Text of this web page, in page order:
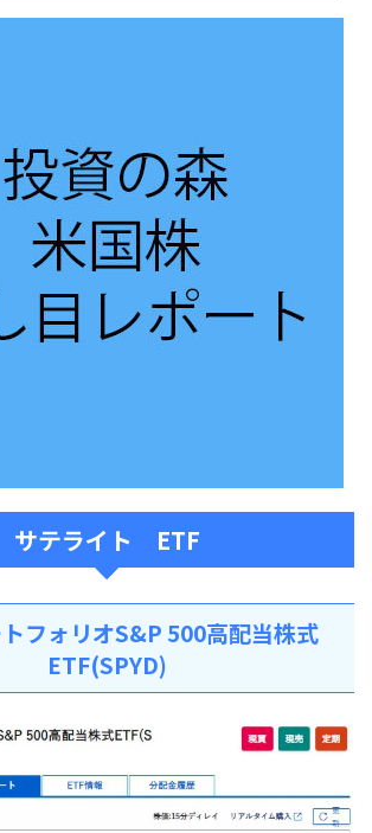
年7月24日
告 発表 今までの購入総額：521,007円＋113,366円＋139,688円＋82,91
回の利益率 ＋8.37％でした。【一か月放置後の世界】お久しぶりです。
の運用成績。円が弱すぎる感じですね！株価は、取得金額より低いです。
る利益が大きいですね。こうなると、利益を得るため利確するに
サテライト ETF
フォリオS&P 500高配当株式
ETF(SPYD)